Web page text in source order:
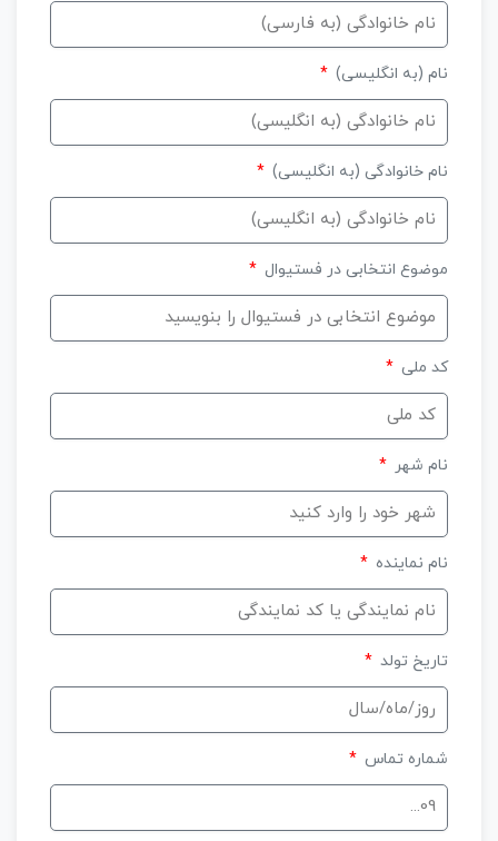
نام (به انگلیسی)
نام خانوادگی (به انگلیسی)
موضوع انتخابی در فستیوال
کد ملی
نام شهر
نام نماینده
تاریخ تولد
شماره تماس